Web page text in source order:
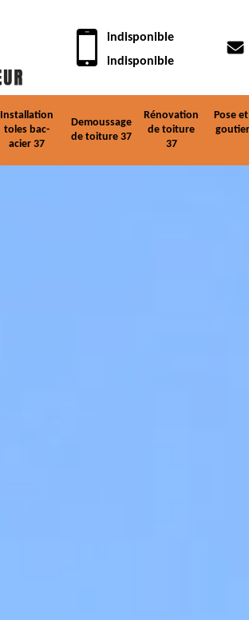
indisponible
indisponible
Installation
toles bac-
acier 37
Demoussage
de toiture 37
Rénovation
de toiture
37
Pose